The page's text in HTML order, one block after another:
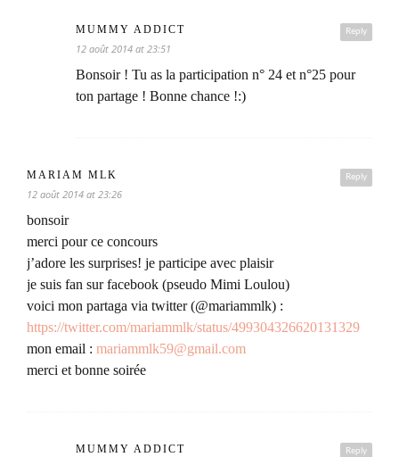
Reply
MUMMY ADDICT
12 août 2014 at 23:51
Bonsoir ! Tu as la participation n° 24 et n°25 pour
ton partage ! Bonne chance !:)
Reply
MARIAM MLK
12 août 2014 at 23:26
bonsoir
merci pour ce concours
j’adore les surprises! je participe avec plaisir
je suis fan sur facebook (pseudo Mimi Loulou)
voici mon partaga via twitter (@mariammlk) :
https://twitter.com/mariammlk/status/499304326620131329
mon email : mariammlk59@gmail.com
merci et bonne soirée
Reply
MUMMY ADDICT